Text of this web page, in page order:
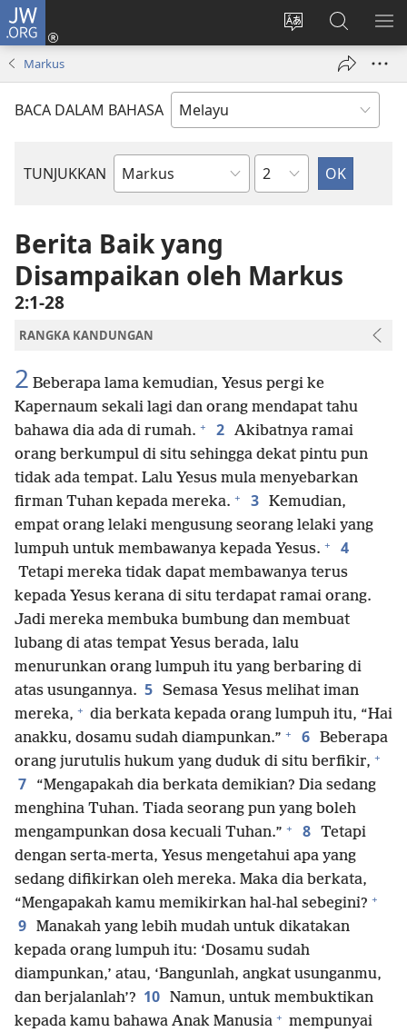
JW.ORG
Tukar
bahasa
web
Log
Masuk
baharu)
Cari
JW.ORG
Markus
BACA DALAM BAHASA
TUNJUKKAN
Buku
Bab
Berita Baik yang
Disampaikan oleh Markus
2:1-28
RANGKA KANDUNGAN
2 Beberapa lama kemudian, Yesus pergi ke
Kapernaum sekali lagi dan orang mendapat tahu
bahawa dia ada di rumah. + 2 Akibatnya ramai
orang berkumpul di situ sehingga dekat pintu pun
tidak ada tempat. Lalu Yesus mula menyebarkan
firman Tuhan kepada mereka. + 3 Kemudian,
empat orang lelaki mengusung seorang lelaki yang
lumpuh untuk membawanya kepada Yesus. + 4
Tetapi mereka tidak dapat membawanya terus
kepada Yesus kerana di situ terdapat ramai orang.
Jadi mereka membuka bumbung dan membuat
lubang di atas tempat Yesus berada, lalu
menurunkan orang lumpuh itu yang berbaring di
atas usungannya. 5 Semasa Yesus melihat iman
mereka, + dia berkata kepada orang lumpuh itu, “Hai
anakku, dosamu sudah diampunkan.” + 6 Beberapa
orang jurutulis hukum yang duduk di situ berfikir, +
7
“Mengapakah dia berkata demikian? Dia sedang
menghina Tuhan. Tiada seorang pun yang boleh
mengampunkan dosa kecuali Tuhan.” + 8 Tetapi
dengan serta-merta, Yesus mengetahui apa yang
sedang difikirkan oleh mereka. Maka dia berkata,
“Mengapakah kamu memikirkan hal-hal sebegini? +
9 Manakah yang lebih mudah untuk dikatakan
kepada orang lumpuh itu: ‘Dosamu sudah
diampunkan,’ atau, ‘Bangunlah, angkat usunganmu,
dan berjalanlah’? 10 Namun, untuk membuktikan
kepada kamu bahawa Anak Manusia + mempunyai